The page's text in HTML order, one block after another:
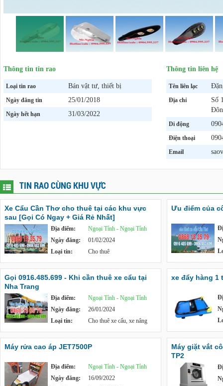
Thông tin tin rao
Loại tin rao Bán vật tư, thiết bị
Ngày đăng tin 25/01/2018
Ngày hết hạn 31/03/2022
Thông tin liên hệ
Tên liên lạc
Địa chỉ
Số
Di động
Điện thoại
Email
TIN RAO CÙNG KHU VỰC
Xe Cẩu Cần Thơ cho thuê tại các khu vực
sau [Gọi Có Ngay + Giá Rẻ Nhất]
Địa điểm:
Ngoại Tỉnh - Ngoại Tỉnh
Ngày đăng:
01/02/2024
Loại tin:
Cho thuê
Ưu điểm của
Gọi 0916.485.699 - Khi cần thuê xe cẩu tại
Nha Trang
Địa điểm:
Ngoại Tỉnh - Ngoại Tỉnh
Ngày đăng:
26/01/2024
Loại tin:
Cho thuê xe cẩu, xe nâng
xe đẩy hàng 1
Máy rửa cao áp JET7500P
Địa điểm:
Ngoại Tỉnh - Ngoại Tỉnh
Ngày đăng:
16/09/2022
Máy giặt vắt
TP2